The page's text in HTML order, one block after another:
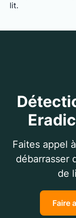
lit.
Faites appel
débarrasser
de
Faire